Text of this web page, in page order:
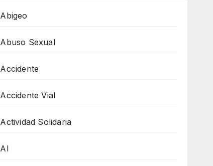
Abigeo
Abuso Sexual
Accidente
Accidente Vial
Actividad Solidaria
AI